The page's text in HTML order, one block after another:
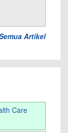
Artikel
Care